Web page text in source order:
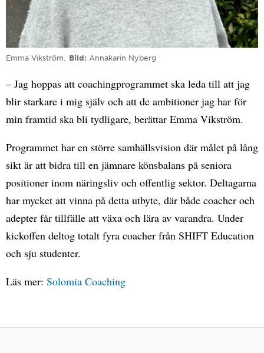
Emma Vikström. Bild Annakarin Nyberg
– Jag hoppas att coachingprogrammet ska leda till att jag
blir starkare i mig själv och att de ambitioner jag har för
min framtid ska bli tydligare, berättar Emma Vikström.
Programmet har en större samhällsvision där målet på lång
sikt är att bidra till en jämnare könsbalans på seniora
positioner inom näringsliv och offentlig sektor. Deltagarna
har mycket att vinna på detta utbyte, där både coacher och
adepter får tillfälle att växa och lära av varandra. Under
kickoffen deltog totalt fyra coacher från SHIFT Education
och sju studenter.
Läs mer: Solomia Coaching